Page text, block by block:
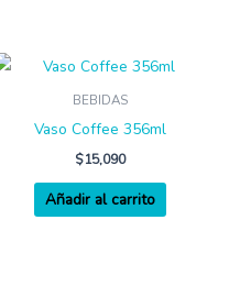
BEBIDAS
Vaso Coffee 356ml
$15,090
Añadir al carrito